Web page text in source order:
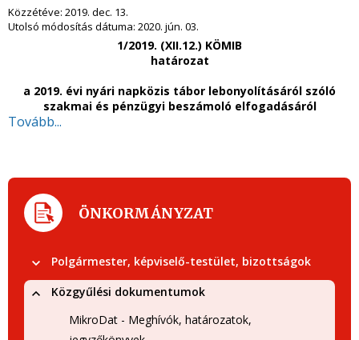
Közzétéve: 2019. dec. 13.
Utolsó módosítás dátuma: 2020. jún. 03.
1/2019. (XII.12.) KÖMIB
határozat
a 2019. évi nyári napközis tábor lebonyolításáról szóló
szakmai és pénzügyi beszámoló elfogadásáról
Tovább...
ÖNKORMÁNYZAT
Polgármester, képviselő-testület, bizottságok
Közgyűlési dokumentumok
MikroDat - Meghívók, határozatok,